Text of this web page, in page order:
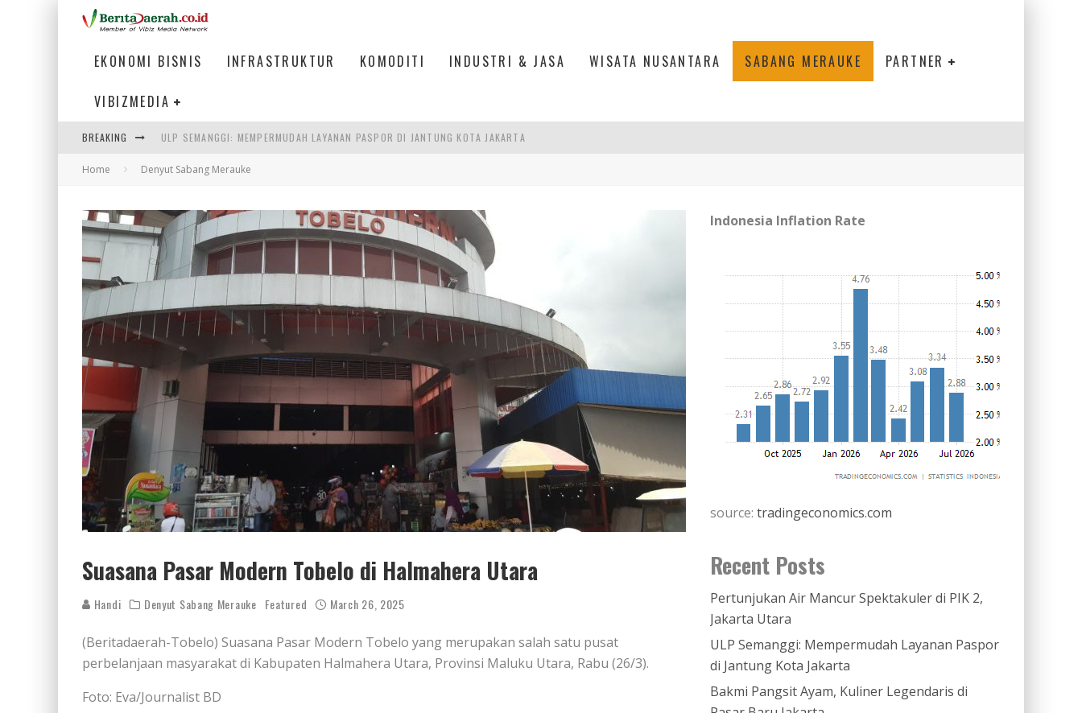
EKONOMI BISNIS INFRASTRUKTUR KOMODITI INDUSTRI & JASA WISATA NUSANTARA SABANG MERAUKE PARTNER
VIBIZMEDIA
BREAKING ULP SEMANGGI: MEMPERMUDAH LAYANAN PASPOR DI JANTUNG KOTA JAKARTA
BAKMI PANGSIT AYAM, KULINER LEGENDARIS DI PASAR BARU JAKARTA
PERTUNJUKAN AIR MANCUR SPEKTAKULER DI PIK 2, JAKARTA UTARA
Home Denyut Sabang Merauke
Suasana Pasar Modern Tobelo di Halmahera Utara
Handi Denyut Sabang Merauke Featured March 26, 2025
(Beritadaerah-Tobelo) Suasana Pasar Modern Tobelo yang merupakan salah satu pusat
perbelanjaan masyarakat di Kabupaten Halmahera Utara, Provinsi Maluku Utara, Rabu (26/3).
Foto: Eva/Journalist BD
Indonesia Inflation Rate
source: tradingeconomics.com
Recent Posts
Pertunjukan Air Mancur Spektakuler di PIK 2,
Jakarta Utara
ULP Semanggi: Mempermudah Layanan Paspor
di Jantung Kota Jakarta
Bakmi Pangsit Ayam, Kuliner Legendaris di